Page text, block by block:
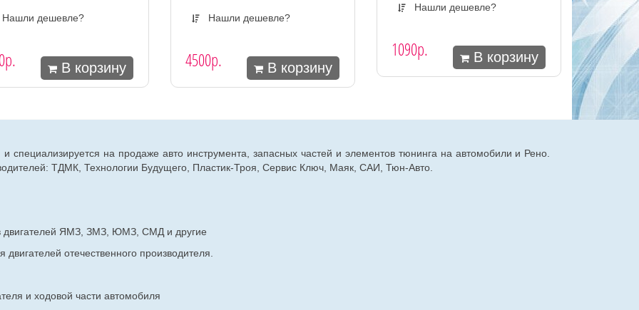
дешевле?
В корзину
Нашли дешевле?
4500р. В корзину
Нашли дешевле?
1090р. В корзину
и специализируется на продаже авто инструмента, запасных частей и элементов тюнинга на автомобили и Рено.
ТДМК, Технологии Будущего, Пластик-Троя, Сервис Ключ, Маяк, САИ, Тюн-Авто.
двигателей ЯМЗ, ЗМЗ, ЮМЗ, СМД и другие
отечественного производителя.
и ходовой части автомобиля